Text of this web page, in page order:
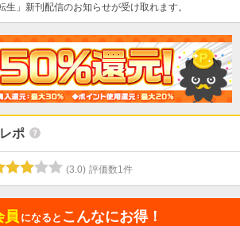
生」新刊配信のお知らせが受け取れます。
ポ
(3.0) 評価数1件
員 になると こんなにお得！